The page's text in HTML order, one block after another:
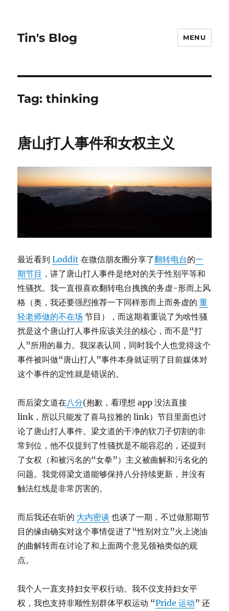
Tin's Blog MENU
Tag:thinking
唐山打人事件和女权主义
最近看到Loddit 在微信朋友圈分享了翻转电台的一
期节目 ，讲了唐山打人事件是绝对的关于性别平等和
性骚扰。我一直很喜欢翻转电台拽拽的务虚-形而上风
格（奥，我还要强烈推荐一下同样形而上而务虚的重
轻老师做的不在场 节目），而这期着重说了为啥性骚
扰是这个唐山打人事件应该关注的核心，而不是“打
人”所用的暴力。我深表认同，同时我个人也觉得这个
事件被叫做“唐山打人”事件本身就证明了目前媒体对
这个事件的定性就是错误的。
而后梁文道在八分(抱歉，看理想 app 没法直接
link，所以只能发了喜马拉雅的 link）节目里面也讨
论了唐山打人事件。梁文道的干净的软刀子切割的非
常到位，他不仅提到了性骚扰是不能容忍的，还提到
了女权（和被污名的“女拳”）主义被曲解和污名化的
问题。我觉得梁文道能够保持八分持续更新，并没有
触法红线是非常厉害的。
而后我还在听的 大内密谈 也谈了一期，不过做那期节
目的缘由确实对这个事情促进了“性别对立”火上浇油
的曲解转而在讨论了和上面两个意见领袖类似的观
点。
我个人一直支持妇女平权行动。我不仅支持妇女平
权，我也支持非顺性别群体平权运动 “Pride 运动” 还